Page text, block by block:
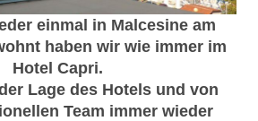
einmal in Malcesine am
haben wir wie immer im
Hotel Capri.
Lage des Hotels und von
Team immer wieder